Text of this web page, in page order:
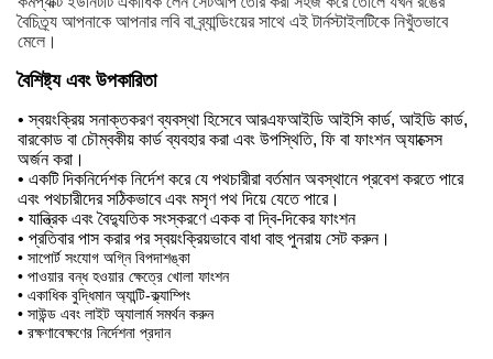
বৈচিত্র্য আপনাকে আপনার লবি বা ব্র্যান্ডিংয়ের সাথে এই টার্নস্টাইলটিকে নিখুঁতভাবে
মেলে।
বৈশিষ্ট্য এবং উপকারিতা
• স্বয়ংক্রিয় সনাক্তকরণ ব্যবস্থা হিসেবে আরএফআইডি আইসি কার্ড, আইডি কার্ড,
বারকোড বা চৌম্বকীয় কার্ড ব্যবহার করা এবং উপস্থিতি, ফি বা ফাংশন অ্যাক্সেস
অর্জন করা।
• একটি দিকনির্দেশক নির্দেশ করে যে পথচারীরা বর্তমান অবস্থানে প্রবেশ করতে পারে
এবং পথচারীদের সঠিকভাবে এবং মসৃণ পথ দিয়ে যেতে পারে।
• যান্ত্রিক এবং বৈদ্যুতিক সংস্করণে একক বা দ্বি-দিকের ফাংশন
• প্রতিবার পাস করার পর স্বয়ংক্রিয়ভাবে বাধা বাহু পুনরায় সেট করুন।
• সাপোর্ট সংযোগ অগ্নি বিপদাশঙ্কা
• পাওয়ার বন্ধ হওয়ার ক্ষেত্রে খোলা ফাংশন
• একাধিক বুদ্ধিমান অ্যান্টি-ক্ল্যাম্পিং
• সাউন্ড এবং লাইট অ্যালার্ম সমর্থন করুন
• রক্ষণাবেক্ষণের নির্দেশনা প্রদান